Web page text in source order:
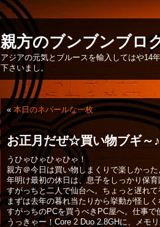
親方のブンブンブロ
アジアの元気とブルースを輸入してはや14
下さいまし。
«本日のネパールな一枚
お正月だぜ☆買い物ブギ～♪
うひゃひゃひゃひゃ！
親方＠今日は買い物しまくりで楽しかっ
年明け最初の休日は、息子をしっかり保
すがっちと二人で仙台へ。ちょっと遅れ
まずは去年の暮れ当たりから挙動が怪しく
すがっちのPCを買うべきPC屋へ。仕事で
うっきゃー！Core 2 Duo 2.8GHに、メモ